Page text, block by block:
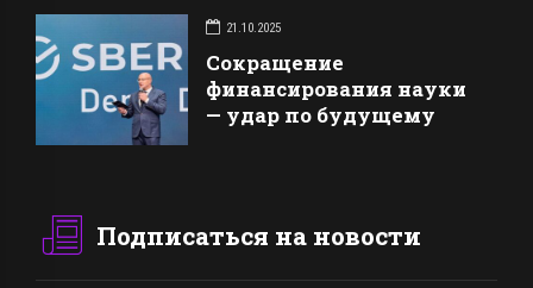
21.10.2025
Сокращение
финансирования науки
— удар по будущему
Подписаться на новости